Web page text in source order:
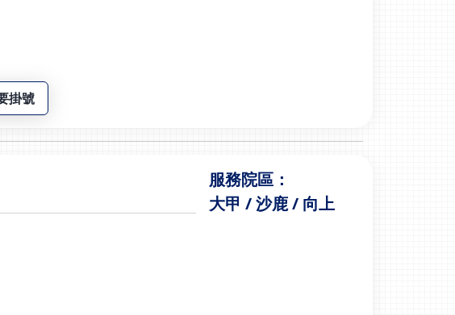
掛號
服務院區：
大甲 / 沙鹿 / 向上